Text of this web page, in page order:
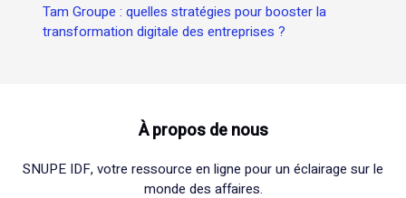
Tam Groupe : quelles stratégies pour booster la
transformation digitale des entreprises ?
À propos de nous
SNUPE IDF, votre ressource en ligne pour un éclairage sur le
monde des affaires.